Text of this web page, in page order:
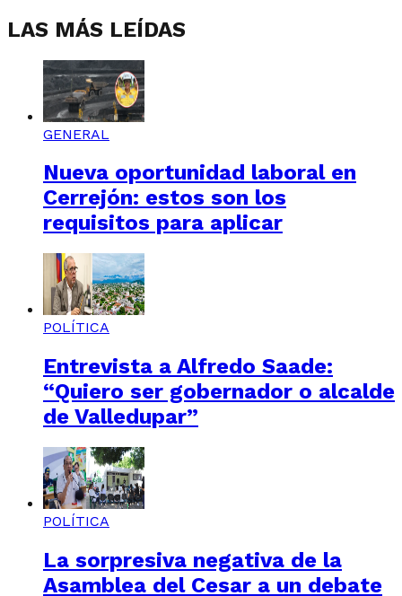
LAS MÁS LEÍDAS
GENERAL
Nueva oportunidad laboral en
Cerrejón: estos son los
requisitos para aplicar
POLÍTICA
Entrevista a Alfredo Saade:
“Quiero ser gobernador o alcalde
de Valledupar”
POLÍTICA
La sorpresiva negativa de la
Asamblea del Cesar a un debate